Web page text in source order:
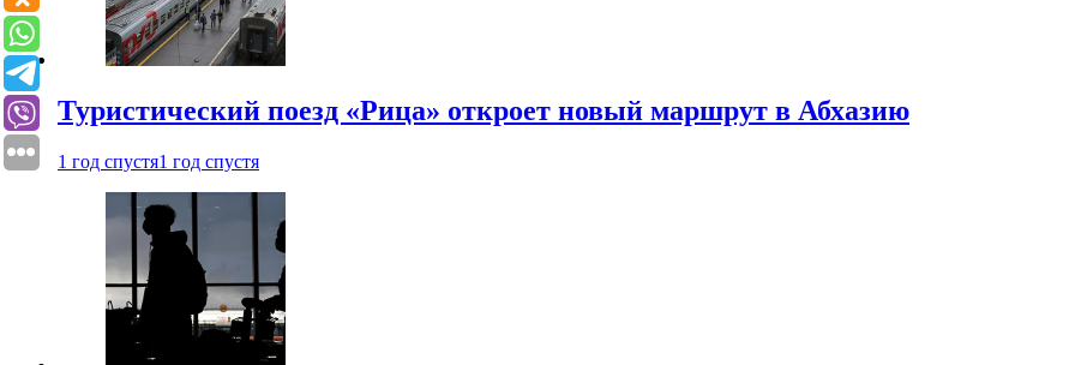
Туристический поезд «Рица» откроет новый маршрут в Абхазию
1 год спустя1 год спустя